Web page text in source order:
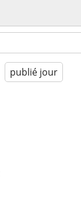
publié jour